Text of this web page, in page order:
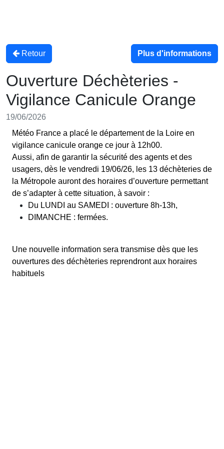
Retour Plus d'informations
Ouverture Déchèteries -
Vigilance Canicule Orange
19/06/2026
Météo France a placé le département de la Loire en
vigilance canicule orange ce jour à 12h00.
Aussi, afin de garantir la sécurité des agents et des
usagers, dès le vendredi 19/06/26, les 13 déchèteries de
la Métropole auront des horaires d’ouverture permettant
de s’adapter à cette situation, à savoir :
Du LUNDI au SAMEDI : ouverture 8h-13h,
DIMANCHE : fermées.
Une nouvelle information sera transmise dès que les
ouvertures des déchèteries reprendront aux horaires
habituels